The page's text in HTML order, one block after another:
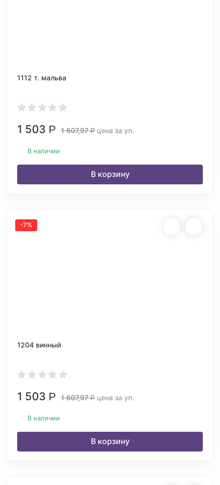
1112 т. мальва
1 503 Р 1 607,97Р цена за уп.
В наличии
В корзину
-7%
1204 винный
1 503 Р 1 607,97Р цена за уп.
В наличии
В корзину